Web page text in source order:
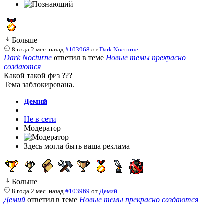
Больше
8 года 2 мес. назад #103968 отDark Nocturne
Dark Nocturne ответил в теме Новые темы прекрасно
создаются
Какой такой физ ???
Тема заблокирована.
Демий
Не в сети
Модератор
Здесь могла быть ваша реклама
Больше
8 года 2 мес. назад #103969 от Демий
Демий ответил в теме Новые темы прекрасно создаются